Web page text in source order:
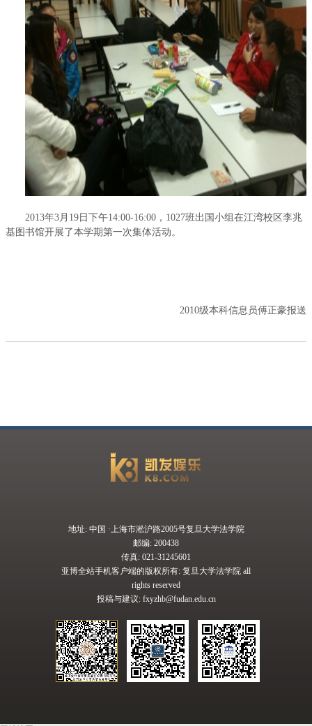
2013年3月19日下午14:00-16:00，1027班出国小组在江湾校区李兆
基图书馆开展了本学期第一次集体活动。
2010级本科信息员傅正豪报送
地址: 中国 ·上海市淞沪路2005号复旦大学法学院
邮编: 200438
传真: 021-31245601
亚博全站手机客户端的版权所有: 复旦大学法学院 all
rights reserved
投稿与建议: fxyzhb@fudan.edu.cn